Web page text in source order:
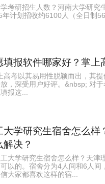
考研招生人数？河南大学研究
年计划招收约6100人（‌全日制
填报软件哪家好？掌上
高考以其易用性脱颖而出，其
，深受用户好评。&nbsp; 对于
报这...
大学研究生宿舍怎么样
决？
大学研究生宿舍怎么样？天津
以的。宿舍分为4人间和6人间
大家都喜欢这样的宿...